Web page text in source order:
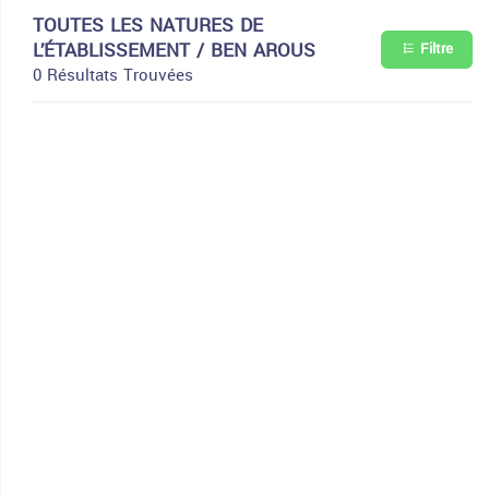
TOUTES LES NATURES DE
L’ÉTABLISSEMENT / BEN AROUS
0 Résultats Trouvées
Filtre